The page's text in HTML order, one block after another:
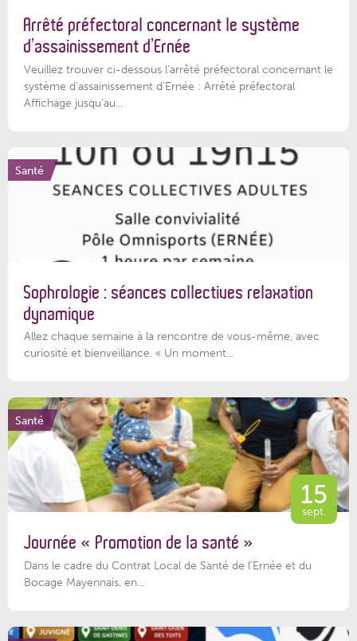
Arrêté préfectoral concernant le système
d’assainissement d’Ernée
Veuillez trouver ci-dessous l’arrêté préfectoral concernant le
système d'assainissement d'Ernée : Arrêté préfectoral
Affichage jusqu'au...
Santé
Sophrologie : séances collectives relaxation
dynamique
Allez chaque semaine à la rencontre de vous-même, avec
curiosité et bienveillance. « Un moment...
Santé
15
sept.
Journée « Promotion de la santé »
Dans le cadre du Contrat Local de Santé de l’Ernée et du
Bocage Mayennais, en...